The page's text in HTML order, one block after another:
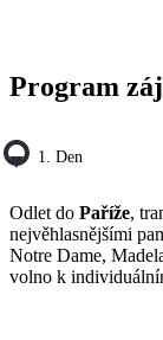
Program
1. Den
Odlet do Paříže,
nejvěhlasnějšími
Notre Dame,
volno k